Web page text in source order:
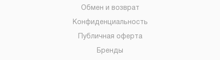
Обмен и возврат
Конфиденциальность
Публичная оферта
Бренды